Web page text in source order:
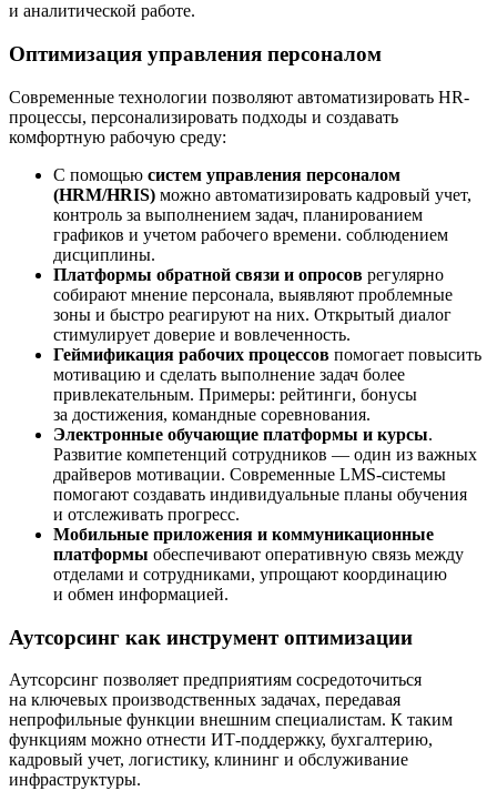
и аналитической работе.
Оптимизация управления персоналом
Современные технологии позволяют автоматизировать HR-
процессы, персонализировать подходы и создавать
комфортную рабочую среду:
С помощью систем управления персоналом
(HRM/HRIS) можно автоматизировать кадровый учет,
контроль за выполнением задач, планированием
графиков и учетом рабочего времени. соблюдением
дисциплины.
Платформы обратной связи и опросов регулярно
собирают мнение персонала, выявляют проблемные
зоны и быстро реагируют на них. Открытый диалог
стимулирует доверие и вовлеченность.
Геймификация рабочих процессов помогает повысить
мотивацию и сделать выполнение задач более
привлекательным. Примеры: рейтинги, бонусы
за достижения, командные соревнования.
Электронные обучающие платформы и курсы.
Развитие компетенций сотрудников — один из важных
драйверов мотивации. Современные LMS-системы
помогают создавать индивидуальные планы обучения
и отслеживать прогресс.
Мобильные приложения и коммуникационные
платформы обеспечивают оперативную связь между
отделами и сотрудниками, упрощают координацию
и обмен информацией.
Аутсорсинг как инструмент оптимизации
Аутсорсинг позволяет предприятиям сосредоточиться
на ключевых производственных задачах, передавая
непрофильные функции внешним специалистам. К таким
функциям можно отнести ИТ-поддержку, бухгалтерию,
кадровый учет, логистику, клининг и обслуживание
инфраструктуры.